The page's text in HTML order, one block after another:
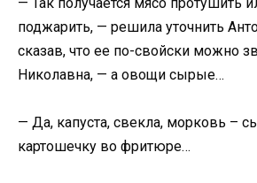
поджарить, — решила уточнить
сказав, что ее по-свойски можно
Николавна, — а овощи сырые…
— Да, капуста, свекла, морковь –
картошечку во фритюре…